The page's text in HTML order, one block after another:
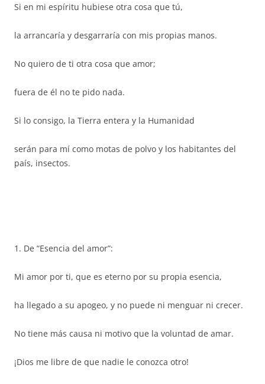
Si en mi espíritu hubiese otra cosa que tú,
la arrancaría y desgarraría con mis propias manos.
No quiero de ti otra cosa que amor;
fuera de él no te pido nada.
Si lo consigo, la Tierra entera y la Humanidad
serán para mí como motas de polvo y los habitantes del
país, insectos.
1. De “Esencia del amor”:
Mi amor por ti, que es eterno por su propia esencia,
ha llegado a su apogeo, y no puede ni menguar ni crecer.
No tiene más causa ni motivo que la voluntad de amar.
¡Dios me libre de que nadie le conozca otro!